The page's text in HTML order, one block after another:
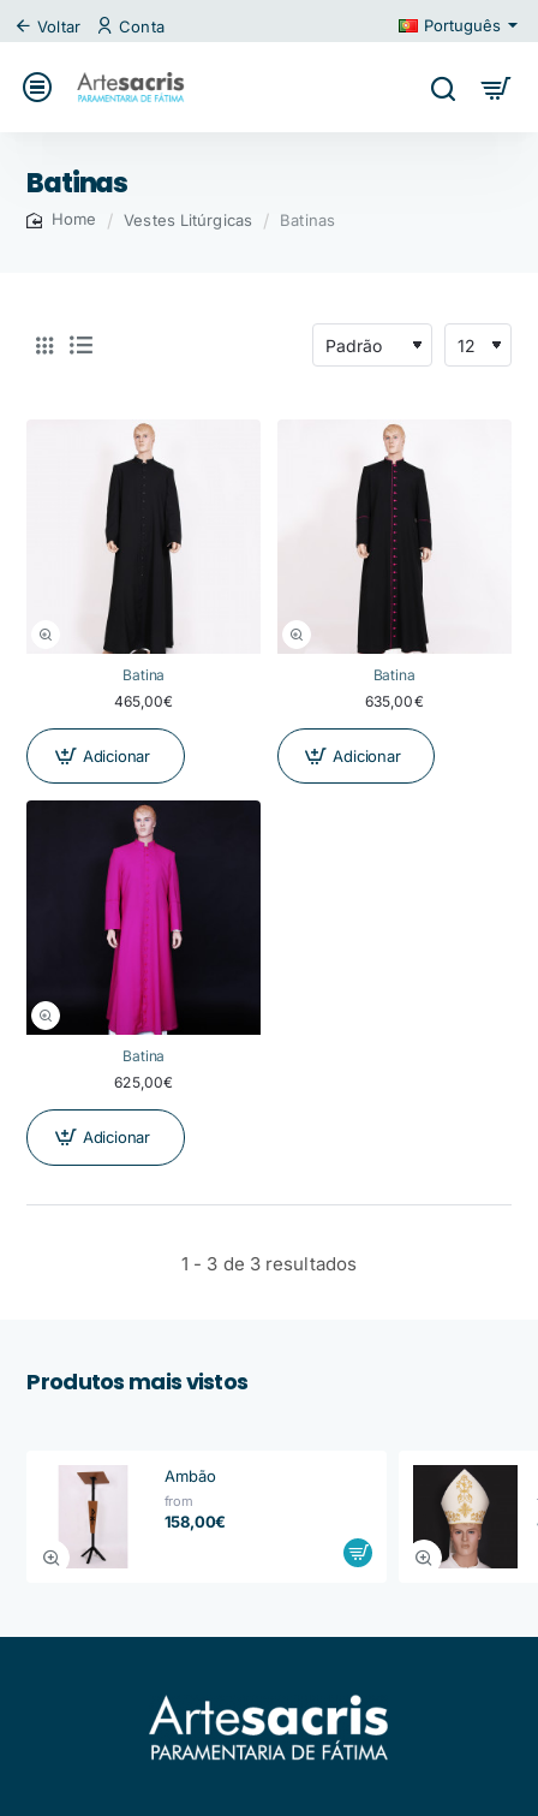
Voltar Conta Português
Batinas
Vestes Litúrgicas Batinas
Batina
465,00€
Adicionar
Batina
635,00€
Adicionar
Batina
625,00€
Adicionar
1 - 3 de 3 resultados
Produtos mais vistos
Ambão
from
158,00€